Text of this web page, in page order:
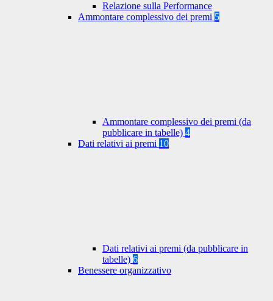
Relazione sulla Performance
Ammontare complessivo dei premi 5
Ammontare complessivo dei premi (da
pubblicare in tabelle) 4
Dati relativi ai premi 10
Dati relativi ai premi (da pubblicare in
tabelle) 6
Benessere organizzativo